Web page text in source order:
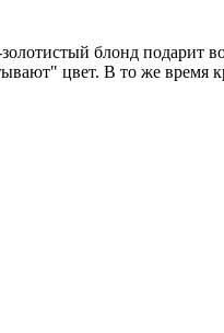
блонд подарит
цвет. В то же время